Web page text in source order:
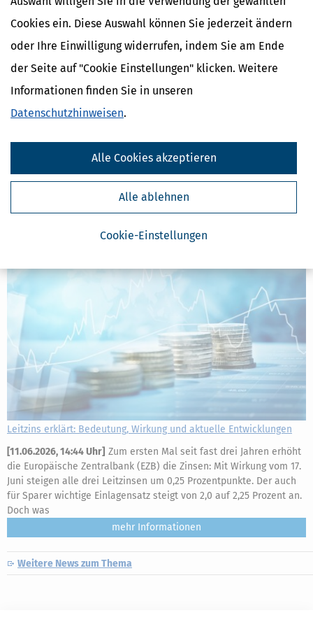
Cookies ein. Diese Auswahl können Sie jederzeit ändern
oder Ihre Einwilligung widerrufen, indem Sie am Ende
der Seite auf "Cookie Einstellungen" klicken. Weitere
Informationen finden Sie in unseren
Datenschutzhinweisen.
Cookie-Einstellungen
Alle ablehnen
Alle Cookies akzeptieren
Rentenkommission & Rentenreform 2026: Empfehlungen
verständlich erklärt
23.06.2026, 11:15 Uhr]Die Rentenkommission
(Alterssicherungskommission) hat ein umfassendes Reformpaket
mit 33 Empfehlungen vorgelegt, um die gesetzliche Rente
erklären, um was es im Einzelnen geht.
Leitzins erklärt: Bedeutung, Wirkung und aktuelle Entwicklungen
[11.06.2026, 14:44 Uhr] Zum ersten Mal seit fast drei Jahren erhöht
die Europäische Zentralbank (EZB) die Zinsen: Mit Wirkung vom 17.
Juni steigen alle drei Leitzinsen um 0,25 Prozentpunkte. Der auch
für Sparer wichtige Einlagensatz steigt von 2,0 auf 2,25 Prozent an.
Doch was
mehr
Weitere News zum Thema